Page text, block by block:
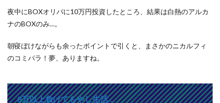
夜中にBOXオリパに10万円投資したところ、結果は白熱のアルカ
ナのBOXのみ…。
朝寝ぼけながらも余ったポイントで引くと、まさかのニカルフィ
のコミパラ！夢、ありますね。
8万以上負けてもやし生活…